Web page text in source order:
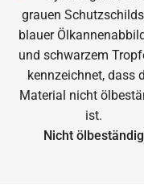
Nicht ölbeständig